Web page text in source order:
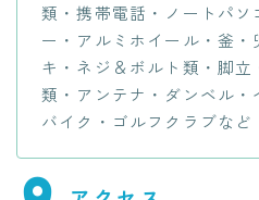
類・携帯電話・ノートパソ
ー・アルミホイール・釜・
キ・ネジ＆ボルト類・脚
類・アンテナ・ダンベル・
バイク・ゴルフクラブなど